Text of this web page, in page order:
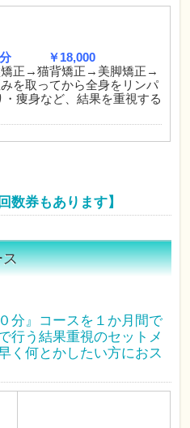
分 ￥18,000
正→猫背矯正→美脚矯正→
を取ってから全身をリンパ
痩身など、結果を重視する
数券もあります】
ス
分』コースを１か月間で
行う結果重視のセットメ
く何とかしたい方におス